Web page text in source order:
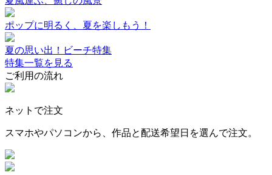
ポップに明るく、夏を楽しもう！
夏の思い出！ビーチ特集
特集一覧を見る
ご利用の流れ
ネットで注文
スマホやパソコンから、作品と配送希望日を選んで注文。